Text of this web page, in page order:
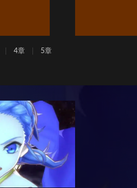
4章 5章